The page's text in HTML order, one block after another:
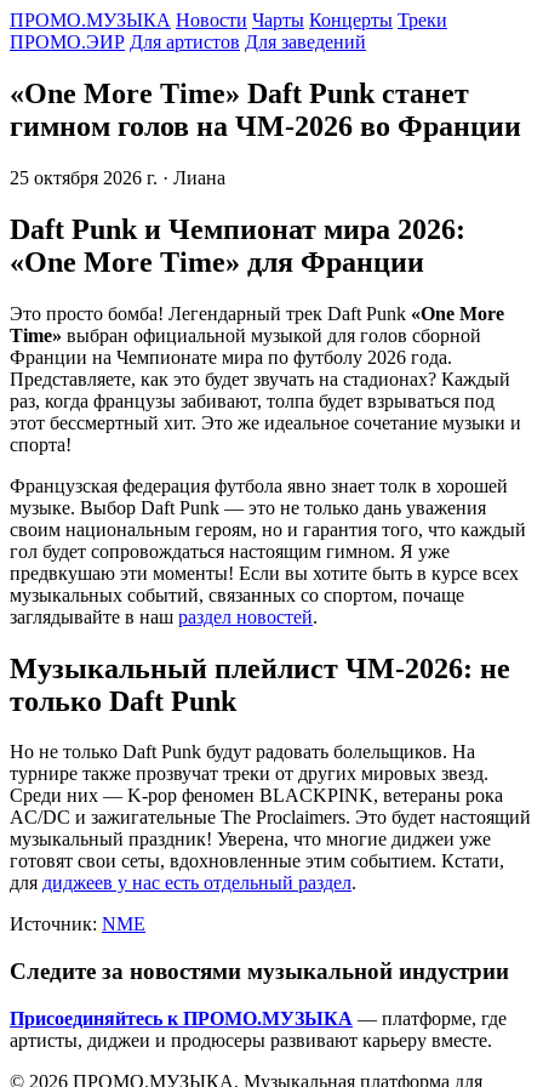
ПРОМО.МУЗЫКА Новости Чарты Концерты Треки
ПРОМО.ЭИР Для артистов Для заведений
«One More Time» Daft Punk станет
гимном голов на ЧМ-2026 во Франции
25 октября 2026 г. · Лиана
Daft Punk и Чемпионат мира 2026:
«One More Time» для Франции
Это просто бомба! Легендарный трек Daft Punk «One More
Time» выбран официальной музыкой для голов сборной
Франции на Чемпионате мира по футболу 2026 года.
Представляете, как это будет звучать на стадионах? Каждый
раз, когда французы забивают, толпа будет взрываться под
этот бессмертный хит. Это же идеальное сочетание музыки и
спорта!
Французская федерация футбола явно знает толк в хорошей
музыке. Выбор Daft Punk — это не только дань уважения
своим национальным героям, но и гарантия того, что каждый
гол будет сопровождаться настоящим гимном. Я уже
предвкушаю эти моменты! Если вы хотите быть в курсе всех
музыкальных событий, связанных со спортом, почаще
заглядывайте в наш раздел новостей.
Музыкальный плейлист ЧМ-2026: не
только Daft Punk
Но не только Daft Punk будут радовать болельщиков. На
турнире также прозвучат треки от других мировых звезд.
Среди них — K-pop феномен BLACKPINK, ветераны рока
AC/DC и зажигательные The Proclaimers. Это будет настоящий
музыкальный праздник! Уверена, что многие диджеи уже
готовят свои сеты, вдохновленные этим событием. Кстати,
для диджеев у нас есть отдельный раздел.
Источник: NME
Следите за новостями музыкальной индустрии
Присоединяйтесь к ПРОМО.МУЗЫКА — платформе, где
артисты, диджеи и продюсеры развивают карьеру вместе.
© 2026 ПРОМО.МУЗЫКА. Музыкальная платформа для